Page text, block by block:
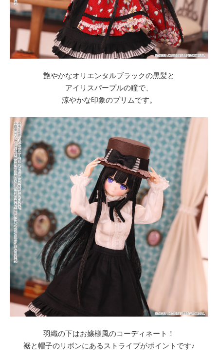
艶やかなオリエンタルブラックの黒髪と
アイリスパープルの瞳で、
涼やかな印象のプリムです。
羽織の下はお嬢様風のコーディネート！
裾と帽子のリボンにあるストライプがポイントです♪